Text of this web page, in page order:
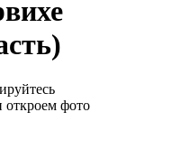
откроем фото